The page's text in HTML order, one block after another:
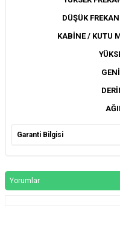
DÜŞÜK
KABİNE / KUTU
Garanti Bilgisi
Yorumlar